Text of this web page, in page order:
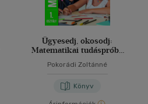
Ügyesedj, okosodj:
Matematikai tudáspróba
Pokorádi Zoltánné
Könyv